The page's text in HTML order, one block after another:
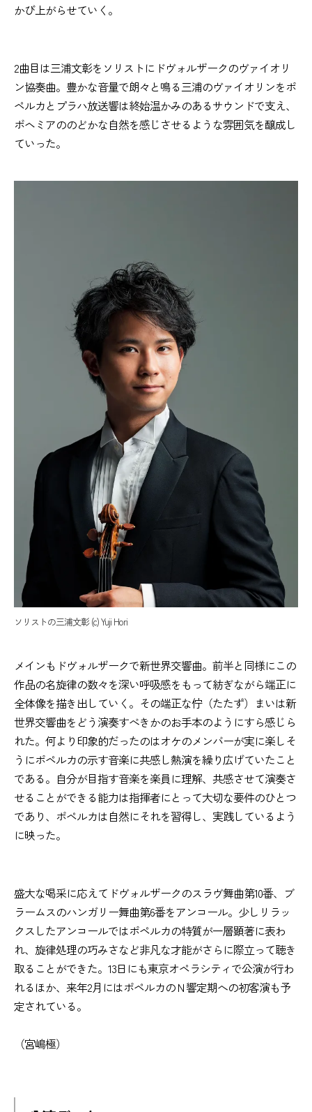
かび上がらせていく。
2曲目は三浦文彰をソリストにドヴォルザークのヴァイオリ
ン協奏曲。豊かな音量で朗々と鳴る三浦のヴァイオリンをポ
ペルカとプラハ放送響は終始温かみのあるサウンドで支え、
ボヘミアののどかな自然を感じさせるような雰囲気を醸成し
ていった。
ソリストの三浦文彰 (c) Yuji Hori
メインもドヴォルザークで新世界交響曲。前半と同様にこの
作品の名旋律の数々を深い呼吸感をもって紡ぎながら端正に
全体像を描き出していく。その端正な佇（たたず）まいは新
世界交響曲をどう演奏すべきかのお手本のようにすら感じら
れた。何より印象的だったのはオケのメンバーが実に楽しそ
うにポペルカの示す音楽に共感し熱演を繰り広げていたこと
である。自分が目指す音楽を楽員に理解、共感させて演奏さ
せることができる能力は指揮者にとって大切な要件のひとつ
であり、ポペルカは自然にそれを習得し、実践しているよう
に映った。
盛大な喝采に応えてドヴォルザークのスラヴ舞曲第10番、ブ
ラームスのハンガリー舞曲第6番をアンコール。少しリラッ
クスしたアンコールではポペルカの特質が一層顕著に表わ
れ、旋律処理の巧みさなど非凡な才能がさらに際立って聴き
取ることができた。13日にも東京オペラシティで公演が行わ
れるほか、来年2月にはポペルカのＮ響定期への初客演も予
定されている。
（宮嶋極）